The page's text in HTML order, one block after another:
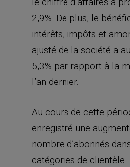
2,9%. De plus, le
intérêts, impôts et
ajusté de la société a
5,3% par rapport à la
l’an dernier.
Au cours de cette
enregistré une
nombre d’abonnés
catégories de clientèle.